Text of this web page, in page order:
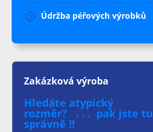
Údržba péřových výrobků
Zakázková výroba
Hledáte atypický
rozměr? . . . pak jste tu
správně !!